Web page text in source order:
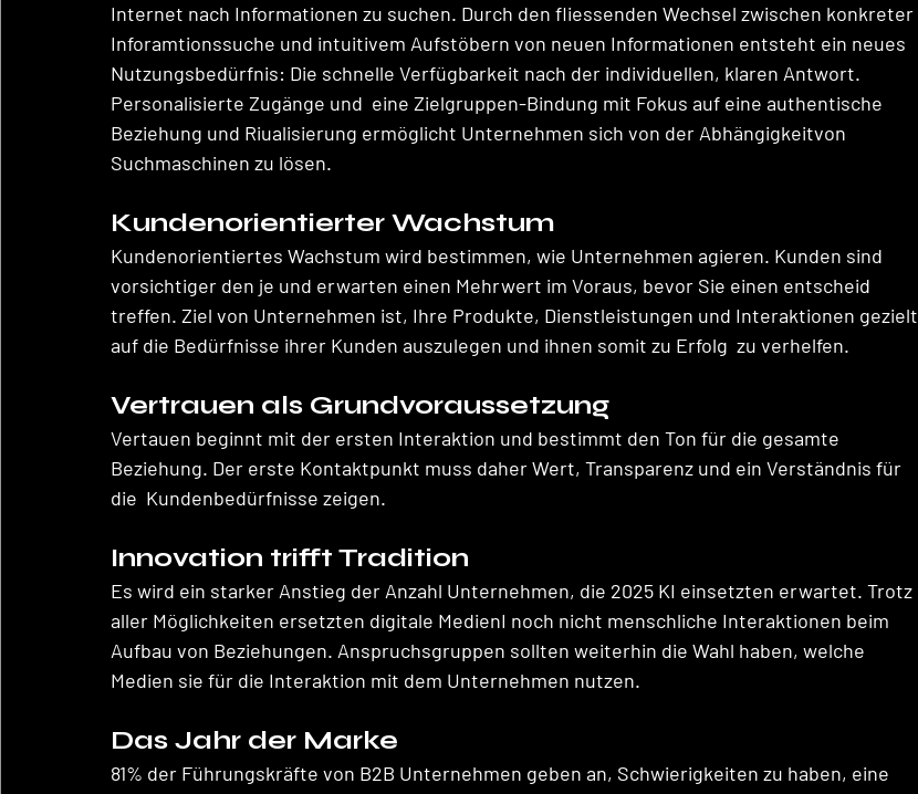
Internet nach Informationen zu suchen. Durch den fliessenden Wechsel zwischen konkreter
Inforamtionssuche und intuitivem Aufstöbern von neuen Informationen entsteht ein neues
Nutzungsbedürfnis: Die schnelle Verfügbarkeit nach der individuellen, klaren Antwort.
Personalisierte Zugänge und  eine Zielgruppen-Bindung mit Fokus auf eine authentische
Beziehung und Riualisierung ermöglicht Unternehmen sich von der Abhängigkeitvon
Suchmaschinen zu lösen.
Kundenorientierter Wachstum
Kundenorientiertes Wachstum wird bestimmen, wie Unternehmen agieren. Kunden sind
vorsichtiger den je und erwarten einen Mehrwert im Voraus, bevor Sie einen entscheid
treffen. Ziel von Unternehmen ist, Ihre Produkte, Dienstleistungen und Interaktionen gezielt
auf die Bedürfnisse ihrer Kunden auszulegen und ihnen somit zu Erfolg  zu verhelfen.
Vertrauen als Grundvoraussetzung
Vertauen beginnt mit der ersten Interaktion und bestimmt den Ton für die gesamte
Beziehung. Der erste Kontaktpunkt muss daher Wert, Transparenz und ein Verständnis für
die  Kundenbedürfnisse zeigen.
Innovation trifft Tradition
Es wird ein starker Anstieg der Anzahl Unternehmen, die 2025 KI einsetzten erwartet. Trotz
aller Möglichkeiten ersetzten digitale MedienI noch nicht menschliche Interaktionen beim
Aufbau von Beziehungen. Anspruchsgruppen sollten weiterhin die Wahl haben, welche
Medien sie für die Interaktion mit dem Unternehmen nutzen.
Das Jahr der Marke
81% der Führungskräfte von B2B Unternehmen geben an, Schwierigkeiten zu haben, eine